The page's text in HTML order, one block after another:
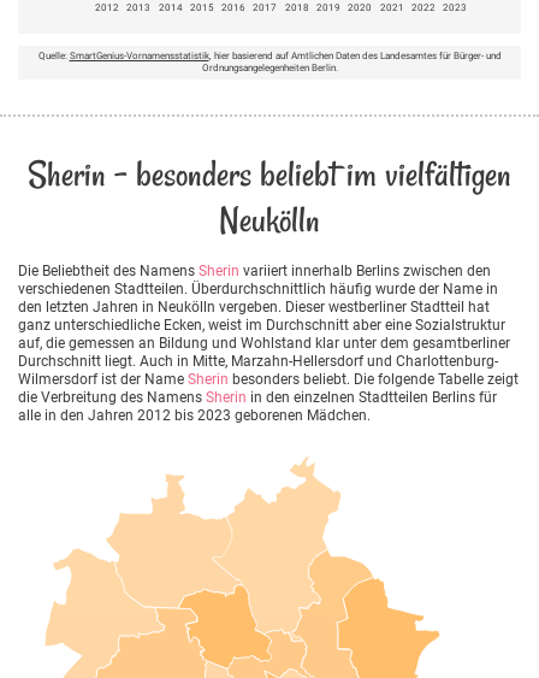
2012 2013 2014 2015 2016 2017 2018 2019 2020 2021 2022 2023
Quelle: SmartGenius-Vornamensstatistik, hier basierend auf Amtlichen Daten des Landesamtes für Bürger- und
Ordnungsangelegenheiten Berlin.
Sherin - besonders beliebt im vielfältigen
Neukölln
Die Beliebtheit des Namens Sherin variiert innerhalb Berlins zwischen den
verschiedenen Stadtteilen. Überdurchschnittlich häufig wurde der Name in
den letzten Jahren in Neukölln vergeben. Dieser westberliner Stadtteil hat
ganz unterschiedliche Ecken, weist im Durchschnitt aber eine Sozialstruktur
auf, die gemessen an Bildung und Wohlstand klar unter dem gesamtberliner
Durchschnitt liegt. Auch in Mitte, Marzahn-Hellersdorf und Charlottenburg-
Wilmersdorf ist der Name Sherin besonders beliebt. Die folgende Tabelle zeigt
die Verbreitung des Namens Sherin in den einzelnen Stadtteilen Berlins für
alle in den Jahren 2012 bis 2023 geborenen Mädchen.